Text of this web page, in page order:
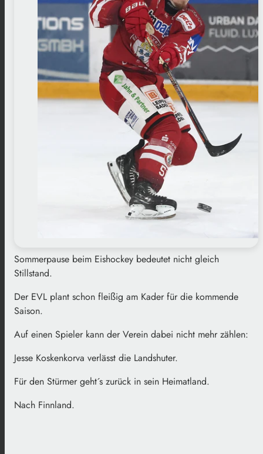
Sommerpause beim Eishockey bedeutet nicht gleich
Stillstand.
Der EVL plant schon fleißig am Kader für die kommende
Saison.
Auf einen Spieler kann der Verein dabei nicht mehr zählen:
Jesse Koskenkorva verlässt die Landshuter.
Für den Stürmer geht´s zurück in sein Heimatland.
Nach Finnland.